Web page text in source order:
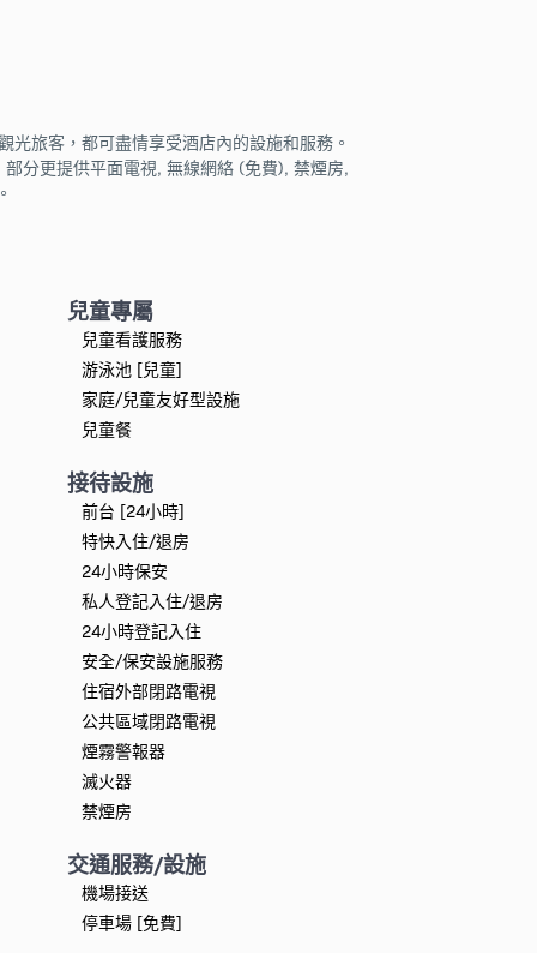
旅客，都可盡情享受酒店內的設施和服務。
分更提供平面電視, 無線網絡 (免費), 禁煙房,
兒童專屬
兒童看護服務
游泳池 [兒童]
家庭/兒童友好型設施
兒童餐
接待設施
前台 [24小時]
特快入住/退房
24小時保安
私人登記入住/退房
24小時登記入住
安全/保安設施服務
住宿外部閉路電視
公共區域閉路電視
煙霧警報器
滅火器
禁煙房
交通服務/設施
機場接送
停車場 [免費]